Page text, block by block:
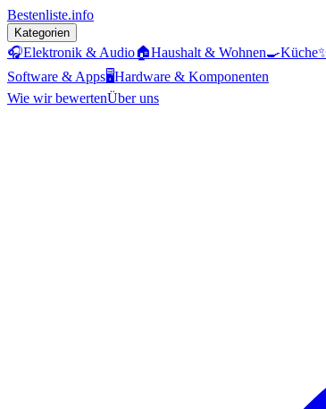
Bestenliste.info
Kategorien
🎧Elektronik & Audio🏠Haushalt & Wohnen🍳Küche
Software & Apps🖥️Hardware & Komponenten
Wie wir bewertenÜber uns